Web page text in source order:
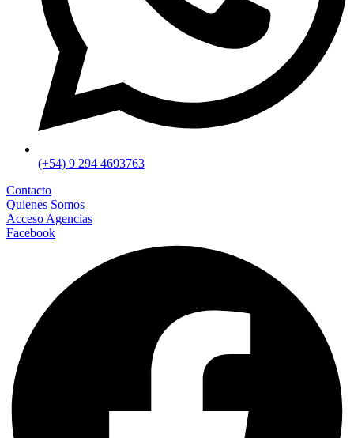
(+54) 9 294 4693763
Contacto
Quienes Somos
Acceso Agencias
Facebook